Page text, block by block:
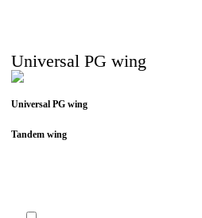
Universal PG wing
Universal PG wing
Tandem wing